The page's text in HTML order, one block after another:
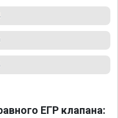
ЕГР клапана: